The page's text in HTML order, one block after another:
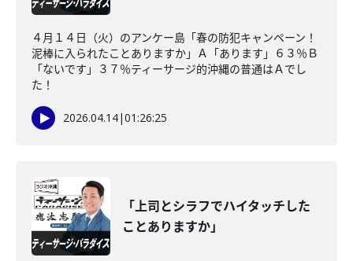
４月１４日（火）のアンケー島「春の防犯キャンペーン！
泥棒に入られたことありますか」Ａ「あります」６３％Ｂ
「ないです」３７％ティーサージ的沖縄の普通はＡでし
た！
2026.04.14|01:26:25
「上司とシラフでハイタッチした
ことありますか」